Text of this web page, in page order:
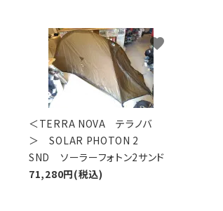
＜TERRA NOVA テラノバ
＞ SOLAR PHOTON 2
SND ソーラーフォトン2サンド
71,280円(税込)
favorite